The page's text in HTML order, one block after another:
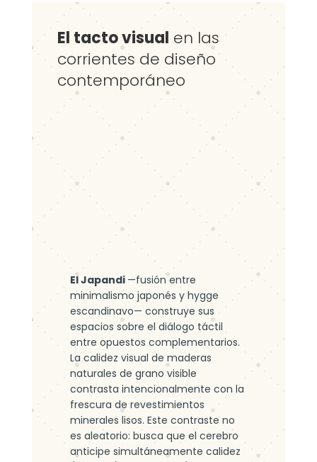
El tacto visual en las
corrientes de diseño
contemporáneo
El Japandi —fusión entre
minimalismo japonés y hygge
escandinavo— construye sus
espacios sobre el diálogo táctil
entre opuestos complementarios.
La calidez visual de maderas
naturales de grano visible
contrasta intencionalmente con la
frescura de revestimientos
minerales lisos. Este contraste no
es aleatorio: busca que el cerebro
anticipe simultáneamente calidez